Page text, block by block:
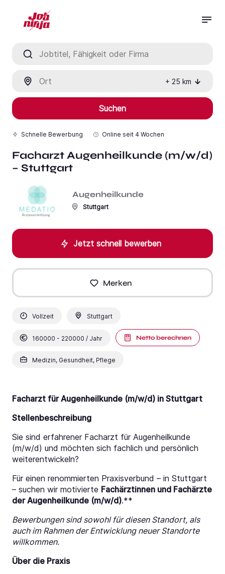
+ 25 km
Suchen
Schnelle Bewerbung Online seit 4 Wochen
Facharzt Augenheilkunde (m/w/d)
– Stuttgart
Augenheilkunde
Stuttgart
Jetzt schnell bewerben
Merken
Vollzeit Stuttgart
160000 - 220000 / Jahr Netto berechnen
Medizin, Gesundheit, Pflege
Facharzt für Augenheilkunde (m/w/d) in Stuttgart
Stellenbeschreibung
Sie sind erfahrener Facharzt für Augenheilkunde
(m/w/d) und möchten sich fachlich und persönlich
weiterentwickeln?
Für einen renommierten Praxisverbund – in Stuttgart
– suchen wir motivierte Fachärztinnen und Fachärzte
der Augenheilkunde (m/w/d).**
Bewerbungen sind sowohl für diesen Standort, als
auch im Rahmen der Entwicklung neuer Standorte
willkommen.
Über die Praxis